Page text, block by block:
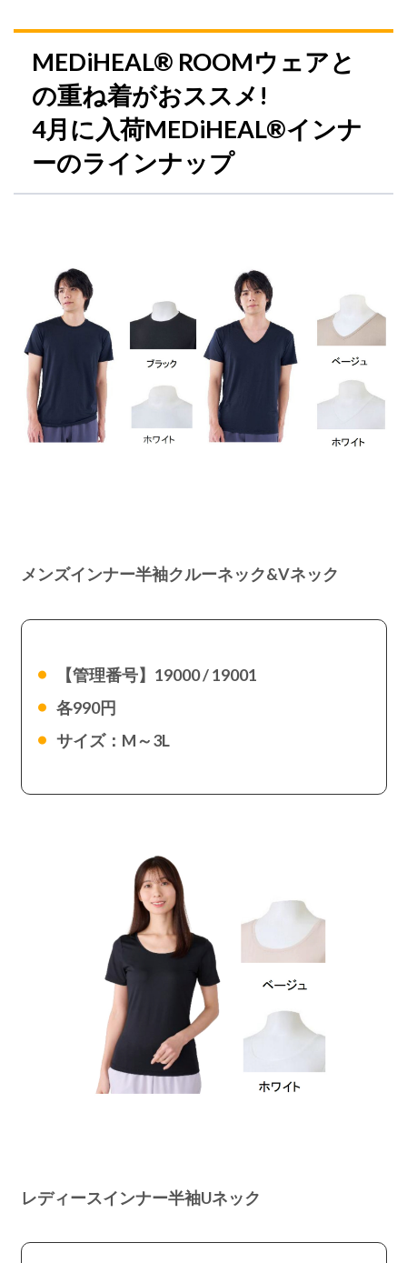
MEDiHEAL® ROOMウェアと
の重ね着がおススメ!
4月に入荷MEDiHEAL®インナ
ーのラインナップ
メンズインナー半袖クルーネック&Vネック
【管理番号】19000 / 19001
各990円
サイズ：M～3L
レディースインナー半袖Uネック